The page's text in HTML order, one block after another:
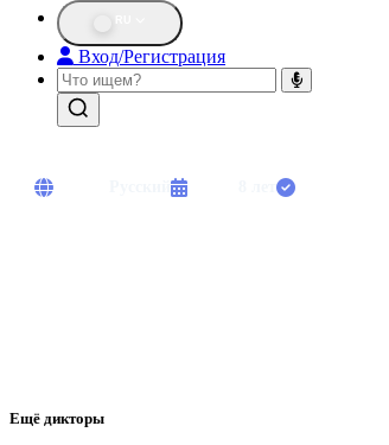
Вход/Регистрация
Ещё дикторы